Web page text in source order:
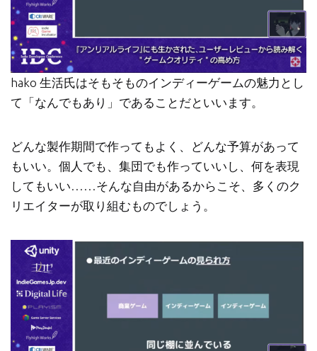
hako 生活氏はそもそものインディーゲームの魅力とし
て「なんでもあり」であることだといいます。
どんな製作期間で作ってもよく、どんな予算があって
もいい。個人でも、集団でも作っていいし、何を表現
してもいい……そんな自由があるからこそ、多くのク
リエイターが取り組むものでしょう。